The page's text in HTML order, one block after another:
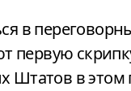
в
первую
Штатов в этом